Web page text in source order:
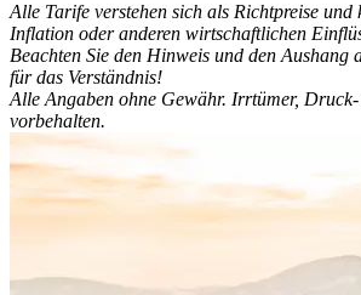
Alle Tarife verstehen sich als Richtpreise und
Inflation oder anderen wirtschaftlichen
Beachten Sie den Hinweis und den Aushang
für das Verständnis!
Alle Angaben ohne Gewähr. Irrtümer,
vorbehalten.